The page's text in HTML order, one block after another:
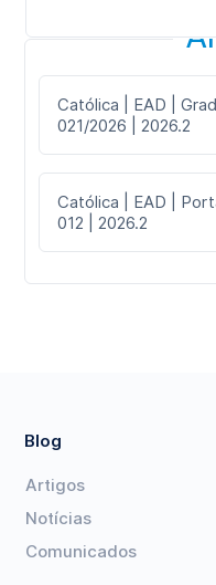
Católica | EAD |
021/2026 | 2026.2
Católica | EAD |
012 | 2026.2
Blog
Artigos
Notícias
Comunicados